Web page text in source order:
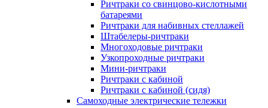
Ричтраки со свинцово-кислотными
батареями
Ричтраки для набивных стеллажей
Штабелеры-ричтраки
Многоходовые ричтраки
Узкопроходные ричтраки
Мини-ричтраки
Ричтраки с кабиной
Ричтраки с кабиной (сидя)
Самоходные электрические тележки